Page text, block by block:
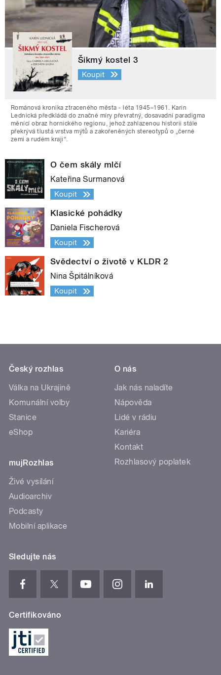
Šikmý kostel 3
Koupit
Románová kronika ztraceného města - léta 1945–1961. Karin
Lednická předkládá do značné míry převratný, dosavadní paradigma
měnící obraz hornického regionu, jehož zahlazenou historii stále
překrývá tlustá vrstva mýtů a zakořeněných stereotypů o „černé
zemi a rudém kraji“.
O čem skály mlčí
Kateřina Surmanová
Koupit
Klasické pohádky
Daniela Fischerová
Koupit
Svědectví o životě v KLDR 2
Nina Špitálníková
Koupit
Český rozhlas
Válka na Ukrajině
Komunální volby
Stanice
eShop
mujRozhlas
Živé vysílání
Audioarchiv
Podcasty
Mobilní aplikace
O nás
Jak nás naladíte
Nápověda
Lidé v rádiu
Kariéra
Kontakt
Rozhlasový poplatek
Sledujte nás
Certifikováno